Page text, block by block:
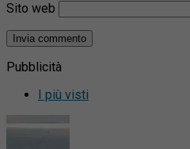
Sito web
Pubblicità
I più visti